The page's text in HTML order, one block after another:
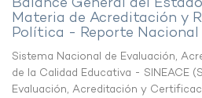
Materia de Acreditación y
Política - Reporte Nacional
Sistema Nacional de Evaluación,
de la Calidad Educativa - SINEACE (
Evaluación, Acreditación y